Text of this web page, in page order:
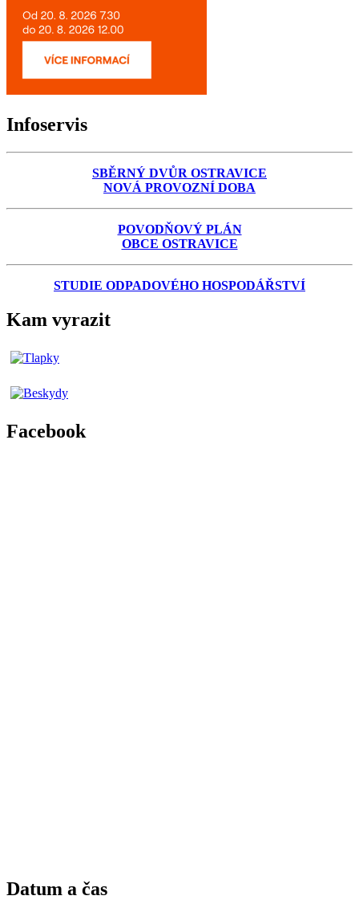
Infoservis
SBĚRNÝ DVŮR OSTRAVICE
NOVÁ PROVOZNÍ DOBA
POVODŇOVÝ PLÁN
OBCE OSTRAVICE
STUDIE ODPADOVÉHO HOSPODÁŘSTVÍ
Kam vyrazit
Facebook
Datum a čas